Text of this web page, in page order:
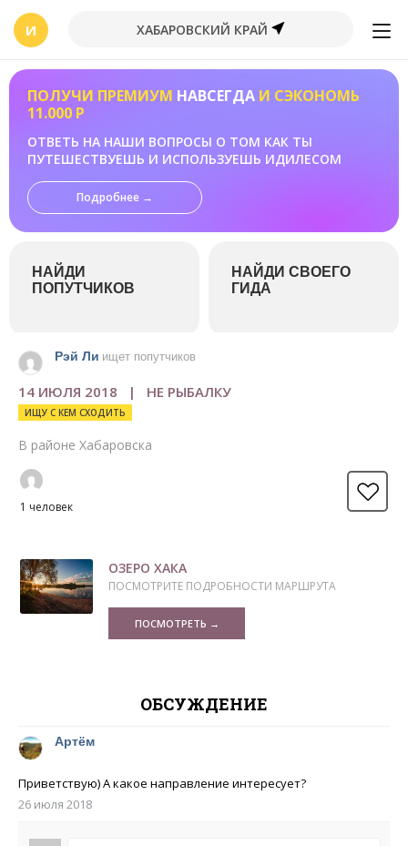
И ХАБАРОВСКИЙ КРАЙ
ПОЛУЧИ ПРЕМИУМ НАВСЕГДА И СЭКОНОМЬ
11.000 Р
ОТВЕТЬ НА НАШИ ВОПРОСЫ О ТОМ КАК ТЫ
ПУТЕШЕСТВУЕШЬ И ИСПОЛЬЗУЕШЬ ИДИЛЕСОМ
Подробнее →
НАЙДИ
ПОПУТЧИКОВ
НАЙДИ СВОЕГО
ГИДА
Рэй Ли ищет попутчиков
14 ИЮЛЯ 2018 | НЕ РЫБАЛКУ
ИЩУ С КЕМ СХОДИТЬ
В районе Хабаровска
1 человек
ОЗЕРО ХАКА
ПОСМОТРИТЕ ПОДРОБНОСТИ МАРШРУТА
ПОСМОТРЕТЬ →
ОБСУЖДЕНИЕ
Артём
Приветствую) А какое направление интересует?
26 июля 2018